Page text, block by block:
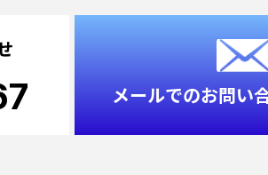
メールでのお問い